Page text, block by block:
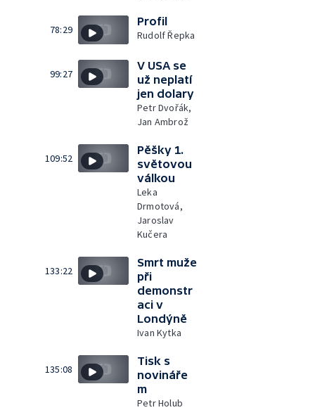
78:29
Profil
Rudolf Řepka
99:27
V USA se
už neplatí
jen dolary
Petr Dvořák,
Jan Ambrož
109:52
Pěšky 1.
světovou
válkou
Leka
Drmotová,
Jaroslav
Kučera
133:22
Smrt muže
při
demonstr
aci v
Londýně
Ivan Kytka
135:08
Tisk s
novináře
m
Petr Holub